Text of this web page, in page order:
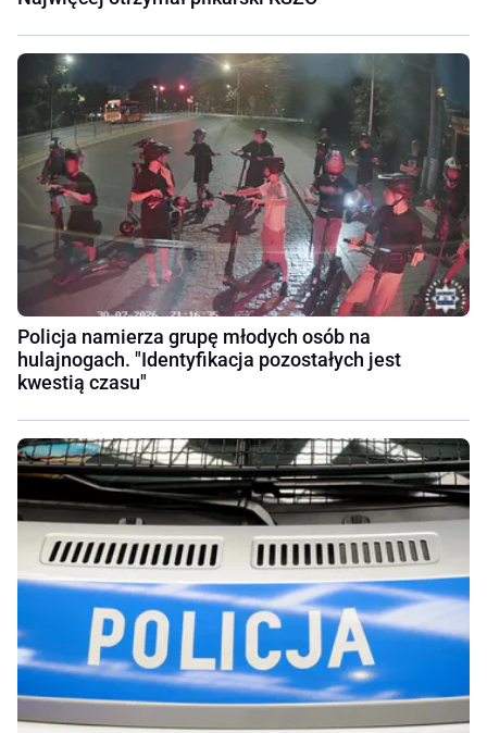
Policja namierza grupę młodych osób na
hulajnogach. "Identyfikacja pozostałych jest
kwestią czasu"